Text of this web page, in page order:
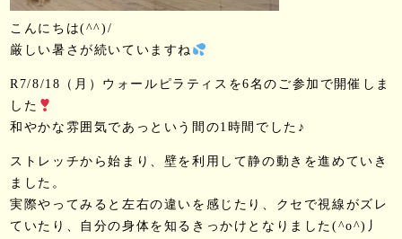
こんにちは(^^)/
厳しい暑さが続いていますね
R7/8/18（月）ウォールピラティスを6名のご参加で開催しま
した
和やかな雰囲気であっという間の1時間でした♪
ストレッチから始まり、壁を利用して静の動きを進めていき
ました。
実際やってみると左右の違いを感じたり、クセで視線がズレ
ていたり、自分の身体を知るきっかけとなりました(^o^)丿